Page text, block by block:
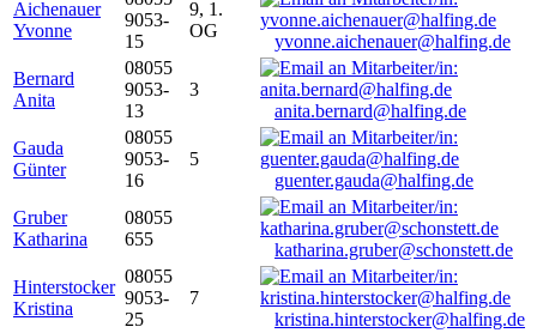
Aichenauer
Yvonne
9053-
15
9, 1.
OG
yvonne.aichenauer@halfing.de
Bernard
Anita
08055
9053-
13
3
anita.bernard@halfing.de
Gauda
Günter
08055
9053-
16
5
guenter.gauda@halfing.de
Gruber
Katharina
08055
655
katharina.gruber@schonstett.de
Hinterstocker
Kristina
08055
9053-
25
7
kristina.hinterstocker@halfing.de